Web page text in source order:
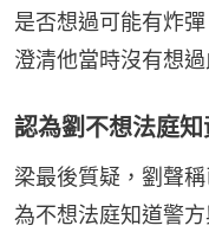
是否想過可能有炸
澄清他當時沒有想過
認為劉不想法庭
梁最後質疑，劉聲
為不想法庭知道警